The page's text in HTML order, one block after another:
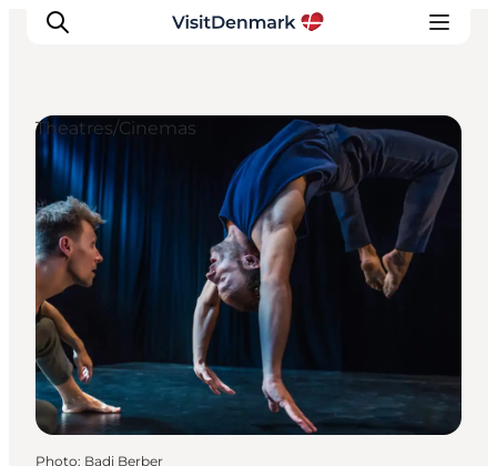
Inspirations
Destinations
Quoi faire
Hébergements
Planifiez votre voyage
Theatres/Cinemas
Photo: Badi Berber